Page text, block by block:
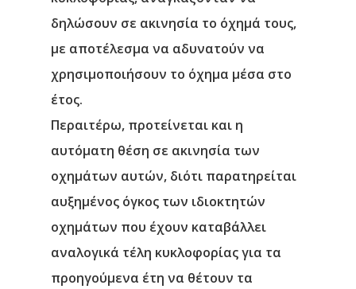
δηλώσουν σε ακινησία το όχημά τους,
με αποτέλεσμα να αδυνατούν να
χρησιμοποιήσουν το όχημα μέσα στο
έτος.
Περαιτέρω, προτείνεται και η
αυτόματη θέση σε ακινησία των
οχημάτων αυτών, διότι παρατηρείται
αυξημένος όγκος των ιδιοκτητών
οχημάτων που έχουν καταβάλλει
αναλογικά τέλη κυκλοφορίας για τα
προηγούμενα έτη να θέτουν τα